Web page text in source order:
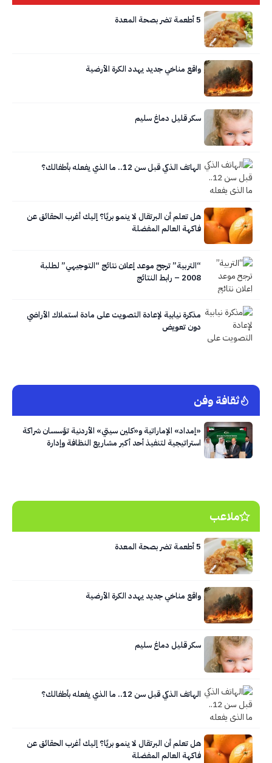
5 أطعمة تضر بصحة المعدة
واقع مناخي جديد يهدد الكرة الأرضية
سكر قليل دماغ سليم
الهاتف الذكي قبل سن 12.. ما الذي يفعله بأطفالك؟
هل تعلم أن البرتقال لا ينمو بريًا؟ إليك أغرب الحقائق عن
فاكهة العالم المفضلة
“التربية” ترجح موعد إعلان نتائج “التوجيهي” لطلبة
2008 – رابط النتائج
مذكرة نيابية لإعادة التصويت على مادة استملاك الأراضي
دون تعويض
ثقافة وفن
«إمداد» الإماراتية و«كلين سيتي» الأردنية تؤسسان شراكة
استراتيجية لتنفيذ أحد أكبر مشاريع النظافة وإدارة
ملاعب
5 أطعمة تضر بصحة المعدة
واقع مناخي جديد يهدد الكرة الأرضية
سكر قليل دماغ سليم
الهاتف الذكي قبل سن 12.. ما الذي يفعله بأطفالك؟
هل تعلم أن البرتقال لا ينمو بريًا؟ إليك أغرب الحقائق عن
فاكهة العالم المفضلة